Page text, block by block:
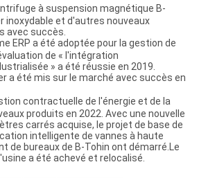
à suspension magnétique B-
inoxydable et d'autres nouveaux
avec succès.
ERP a été adoptée pour la gestion de
de « l'intégration
» a été réussie en 2019.
a été mis sur le marché avec succès en
contractuelle de l'énergie et de la
produits en 2022. Avec une nouvelle
carrés acquise, le projet de base de
intelligente de vannes à haute
de bureaux de B-Tohin ont démarré.Le
a été achevé et relocalisé.